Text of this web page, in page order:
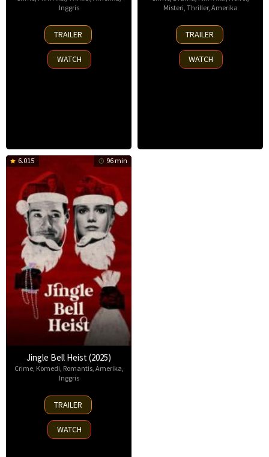
Inggris
14
Nov
2025
TRAILER
WATCH
Misteri, Thriller, Amerika
13
Nov
2025
TRAILER
WATCH
6.015 96 min
Jingle Bell Heist (2025)
Crime, Komedi Romantis, Amerika
Inggris
25
Nov
2025
TRAILER
WATCH